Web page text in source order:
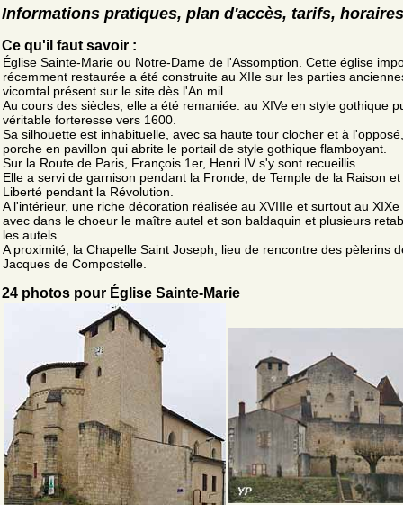
Informations pratiques, plan d'accès, tarifs, horaires
Ce qu'il faut savoir :
Église Sainte-Marie ou Notre-Dame de l'Assomption. Cette église
récemment restaurée a été construite au XIIe sur les parties
vicomtal présent sur le site dès l'An mil.
Au cours des siècles, elle a été remaniée: au XIVe en style gothique
véritable forteresse vers 1600.
Sa silhouette est inhabituelle, avec sa haute tour clocher et à
porche en pavillon qui abrite le portail de style gothique flamboyant.
Sur la Route de Paris, François 1er, Henri IV s'y sont recueillis...
Elle a servi de garnison pendant la Fronde, de Temple de la Raison
Liberté pendant la Révolution.
A l'intérieur, une riche décoration réalisée au XVIIIe et surtout au XIXe
avec dans le choeur le maître autel et son baldaquin et plusieurs
les autels.
A proximité, la Chapelle Saint Joseph, lieu de rencontre des pèlerins
Jacques de Compostelle.
24 photos pour Église Sainte-Marie